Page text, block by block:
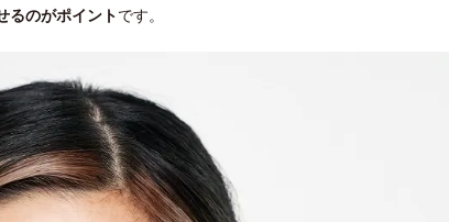
るのがポイントです。